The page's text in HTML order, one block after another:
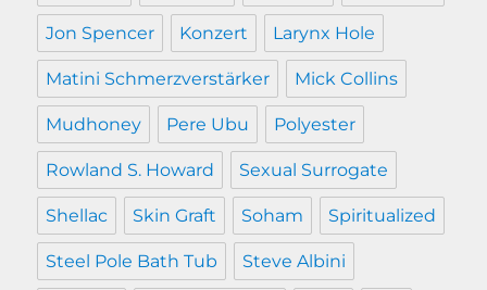
Jon Spencer Konzert Larynx Hole
Matini Schmerzverstärker Mick Collins
Mudhoney Pere Ubu Polyester
Rowland S. Howard Sexual Surrogate
Shellac Skin Graft Soham Spiritualized
Steel Pole Bath Tub Steve Albini